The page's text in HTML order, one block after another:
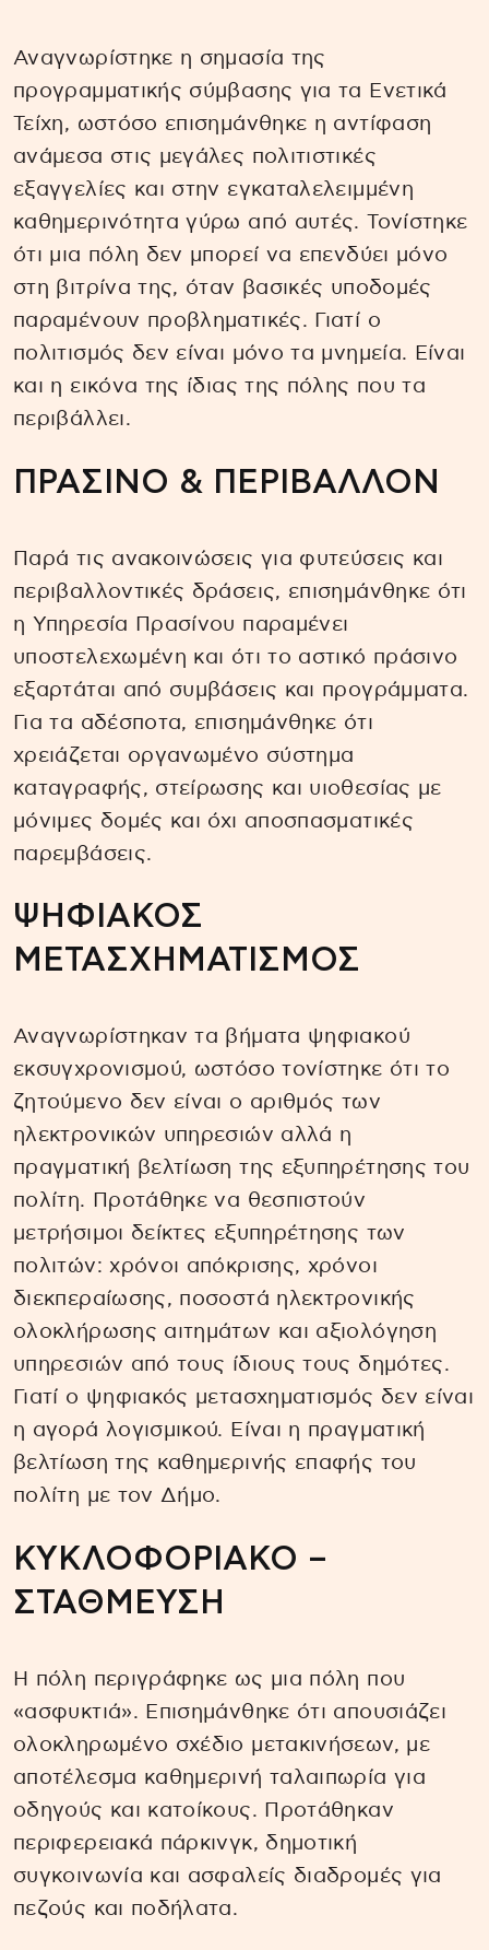
Αναγνωρίστηκε η σημασία της
προγραμματικής σύμβασης για τα Ενετικά
Τείχη, ωστόσο επισημάνθηκε η αντίφαση
ανάμεσα στις μεγάλες πολιτιστικές
εξαγγελίες και στην εγκαταλελειμμένη
καθημερινότητα γύρω από αυτές. Τονίστηκε
ότι μια πόλη δεν μπορεί να επενδύει μόνο
στη βιτρίνα της, όταν βασικές υποδομές
παραμένουν προβληματικές. Γιατί ο
πολιτισμός δεν είναι μόνο τα μνημεία. Είναι
και η εικόνα της ίδιας της πόλης που τα
περιβάλλει.
ΠΡΑΣΙΝΟ & ΠΕΡΙΒΑΛΛΟΝ
Παρά τις ανακοινώσεις για φυτεύσεις και
περιβαλλοντικές δράσεις, επισημάνθηκε ότι
η Υπηρεσία Πρασίνου παραμένει
υποστελεχωμένη και ότι το αστικό πράσινο
εξαρτάται από συμβάσεις και προγράμματα.
Για τα αδέσποτα, επισημάνθηκε ότι
χρειάζεται οργανωμένο σύστημα
καταγραφής, στείρωσης και υιοθεσίας με
μόνιμες δομές και όχι αποσπασματικές
παρεμβάσεις.
ΨΗΦΙΑΚΟΣ
ΜΕΤΑΣΧΗΜΑΤΙΣΜΟΣ
Αναγνωρίστηκαν τα βήματα ψηφιακού
εκσυγχρονισμού, ωστόσο τονίστηκε ότι το
ζητούμενο δεν είναι ο αριθμός των
ηλεκτρονικών υπηρεσιών αλλά η
πραγματική βελτίωση της εξυπηρέτησης του
πολίτη. Προτάθηκε να θεσπιστούν
μετρήσιμοι δείκτες εξυπηρέτησης των
πολιτών: χρόνοι απόκρισης, χρόνοι
διεκπεραίωσης, ποσοστά ηλεκτρονικής
ολοκλήρωσης αιτημάτων και αξιολόγηση
υπηρεσιών από τους ίδιους τους δημότες.
Γιατί ο ψηφιακός μετασχηματισμός δεν είναι
η αγορά λογισμικού. Είναι η πραγματική
βελτίωση της καθημερινής επαφής του
πολίτη με τον Δήμο.
ΚΥΚΛΟΦΟΡΙΑΚΟ –
ΣΤΑΘΜΕΥΣΗ
Η πόλη περιγράφηκε ως μια πόλη που
«ασφυκτιά». Επισημάνθηκε ότι απουσιάζει
ολοκληρωμένο σχέδιο μετακινήσεων, με
αποτέλεσμα καθημερινή ταλαιπωρία για
οδηγούς και κατοίκους. Προτάθηκαν
περιφερειακά πάρκινγκ, δημοτική
συγκοινωνία και ασφαλείς διαδρομές για
πεζούς και ποδήλατα.